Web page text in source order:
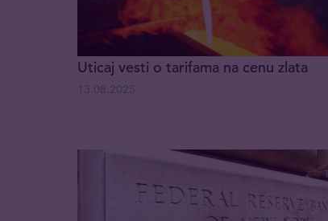
Uticaj vesti o tarifama na cenu zlata